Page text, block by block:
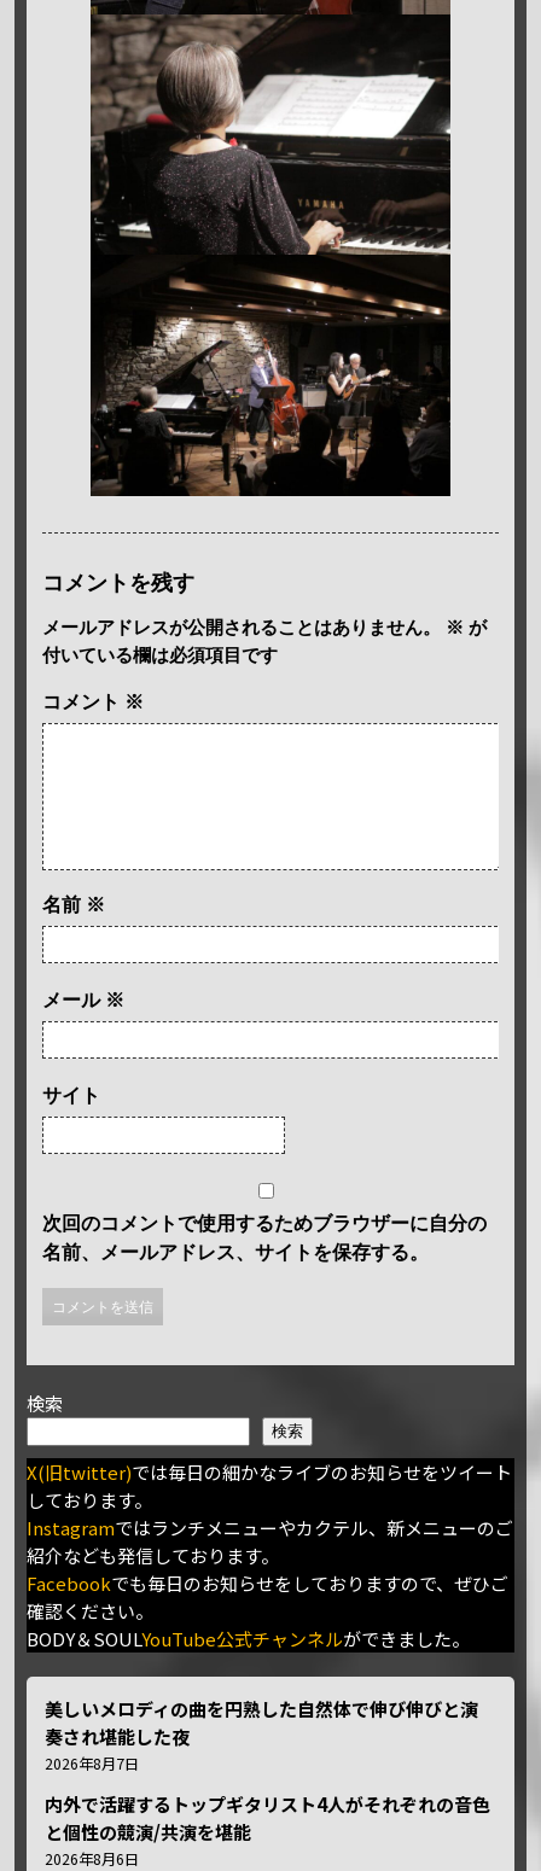
コメントを残す
メールアドレスが公開されることはありません。 ※ が
付いている欄は必須項目です
コメント ※
名前 ※
メール ※
サイト
次回のコメントで使用するためブラウザーに自分の
名前、メールアドレス、サイトを保存する。
検索
検索
X(旧twitter)では毎日の細かなライブのお知らせをツイート
しております。
Instagramではランチメニューやカクテル、新メニューのご
紹介なども発信しております。
Facebookでも毎日のお知らせをしておりますので、ぜひご
確認ください。
BODY＆SOULYouTube公式チャンネルができました。
美しいメロディの曲を円熟した自然体で伸び伸びと演
奏され堪能した夜
2026年8月7日
内外で活躍するトップギタリスト4人がそれぞれの音色
と個性の競演/共演を堪能
2026年8月6日